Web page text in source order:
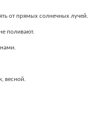
от прямых солнечных лучей.
поливают.
весной.